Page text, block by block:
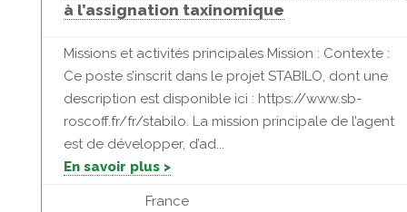
à l’assignation taxinomique
Missions et activités principales Mission : Contexte :
Ce poste s’inscrit dans le projet STABILO, dont une
description est disponible ici : https://www.sb-
roscoff.fr/fr/stabilo. La mission principale de l’agent
est de développer, d’ad...
En savoir plus >
France